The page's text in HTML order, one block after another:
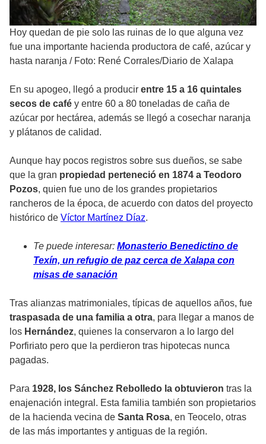
Hoy quedan de pie solo las ruinas de lo que alguna vez
fue una importante hacienda productora de café, azúcar y
hasta naranja / Foto: René Corrales/Diario de Xalapa
En su apogeo, llegó a producir entre 15 a 16 quintales
secos de café y entre 60 a 80 toneladas de caña de
azúcar por hectárea, además se llegó a cosechar naranja
y plátanos de calidad.
Aunque hay pocos registros sobre sus dueños, se sabe
que la gran propiedad perteneció en 1874 a Teodoro
Pozos, quien fue uno de los grandes propietarios
rancheros de la época, de acuerdo con datos del proyecto
histórico de Víctor Martínez Díaz.
Te puede interesar: Monasterio Benedictino de
Texín, un refugio de paz cerca de Xalapa con
misas de sanación
Tras alianzas matrimoniales, típicas de aquellos años, fue
traspasada de una familia a otra, para llegar a manos de
los Hernández, quienes la conservaron a lo largo del
Porfiriato pero que la perdieron tras hipotecas nunca
pagadas.
Para 1928, los Sánchez Rebolledo la obtuvieron tras la
enajenación integral. Esta familia también son propietarios
de la hacienda vecina de Santa Rosa, en Teocelo, otras
de las más importantes y antiguas de la región.